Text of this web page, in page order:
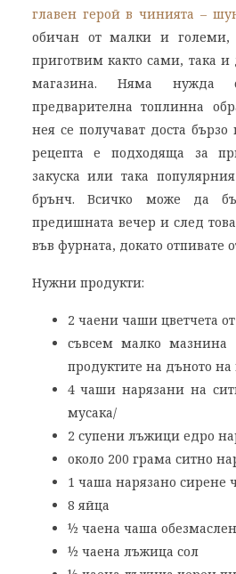
главен герой в чинията –
обичан от малки и
приготвим както сами, така и
магазина. Няма нужда
предварителна топлинна
нея се получават доста
рецепта е подходяща за
закуска или така
брънч. Всичко може да
предишната вечер и след
във фурната, докато отпивате
Нужни продукти:
2 чаени чаши цветчета
съвсем малко мазнина
продуктите на дъното на
4 чаши нарязани на
мусака/
2 супени лъжици едро
около 200 грама ситно
1 чаша нарязано сирене
8 яйца
½ чаена чаша
½ чаена лъжица сол